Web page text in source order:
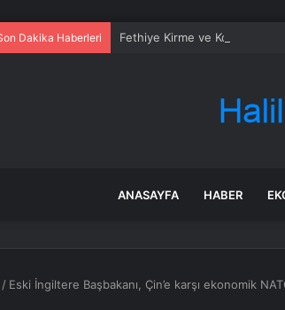
Dakika Haberleri Fethiye Kirme ve Kozağaç
ANASAYFA HABER
/ Eski İngiltere Başbakanı, Çin’e karşı ekonomik